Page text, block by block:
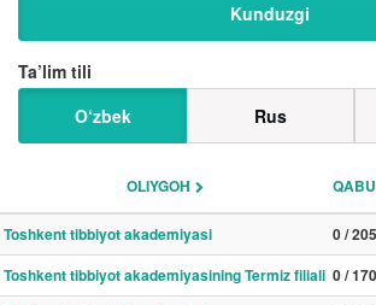
Kunduzgi
Ta’lim tili
O‘zbek
Rus
OLIYGOH
Toshkent tibbiyot akademiyasi 0 / 205
Toshkent tibbiyot akademiyasining Termiz filiali 0 / 170